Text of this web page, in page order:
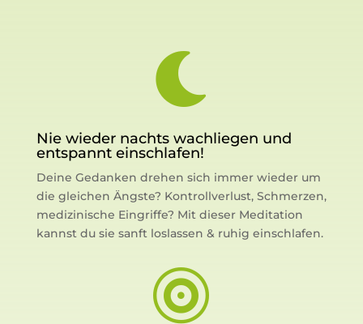

Nie wieder nachts wachliegen und
entspannt einschlafen!
Deine Gedanken drehen sich immer wieder um
die gleichen Ängste? Kontrollverlust, Schmerzen,
medizinische Eingriffe? Mit dieser Meditation
kannst du sie sanft loslassen & ruhig einschlafen.
